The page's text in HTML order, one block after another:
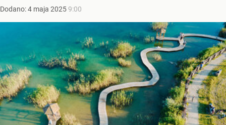
Dodano:4 maja 20259:00